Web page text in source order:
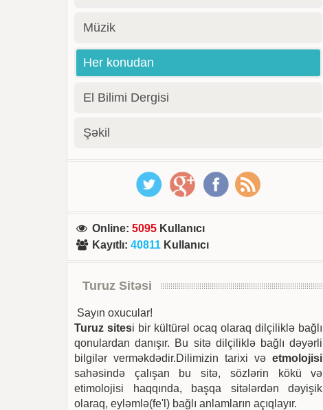
Müzik
Her konudan
El Bilimi Dergisi
Şəkil
Online:5095 Kullanıcı
Kayıtlı:40811 Kullanıcı
Turuz Sitəsi
Sayın oxucular!
Turuz sitesi bir kültürəl ocaq olaraq dilçiliklə bağlı
qonulardan danışır. Bu sitə dilçiliklə bağlı dəyərli
bilgilər verməkdədir.Dilimizin tarixi vəetmolojisi
sahəsində çalışan bu sitə, sözlərin kökü və
etimolojisi haqqında, başqa sitələrdən dəyişik
olaraq, eyləmlə(fe'l) bağlı anlamların açıqlayır.